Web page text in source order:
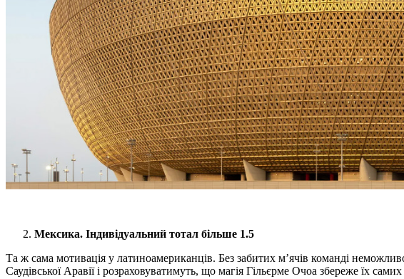
Мексика. Індивідуальний тотал більше 1.5
Та ж сама мотивація у латиноамериканців. Без забитих м’ячів команді
Саудівської Аравії і розраховуватимуть, що магія Гільєрме Очоа збереже їх